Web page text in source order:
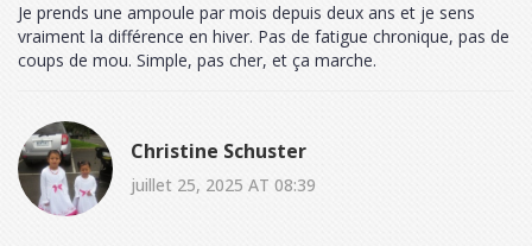
Je prends une ampoule par mois depuis deux ans et je sens
vraiment la différence en hiver. Pas de fatigue chronique, pas de
coups de mou. Simple, pas cher, et ça marche.
Christine Schuster
juillet 25, 2025 AT 08:39